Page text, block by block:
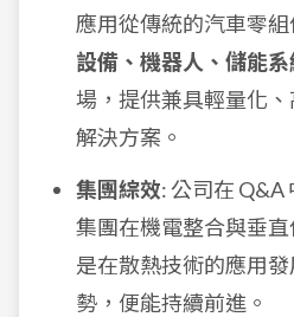
應用從傳統的汽車零
設備、機器人、儲能系
場，提供兼具輕量化
解決方案。
集團綜效: 公司在 Q&A
集團在機電整合與垂
是在散熱技術的應用
勢，便能持續前進。